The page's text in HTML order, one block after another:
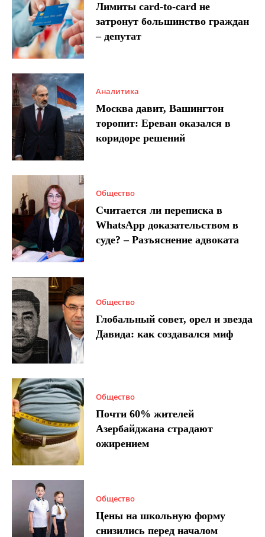
Лимиты card-to-card не
затронут большинство граждан
– депутат
Аналитика
Москва давит, Вашингтон
торопит: Ереван оказался в
коридоре решений
Общество
Считается ли переписка в
WhatsApp доказательством в
суде? – Разъяснение адвоката
Общество
Глобальный совет, орел и звезда
Давида: как создавался миф
Общество
Почти 60% жителей
Азербайджана страдают
ожирением
Общество
Цены на школьную форму
снизились перед началом